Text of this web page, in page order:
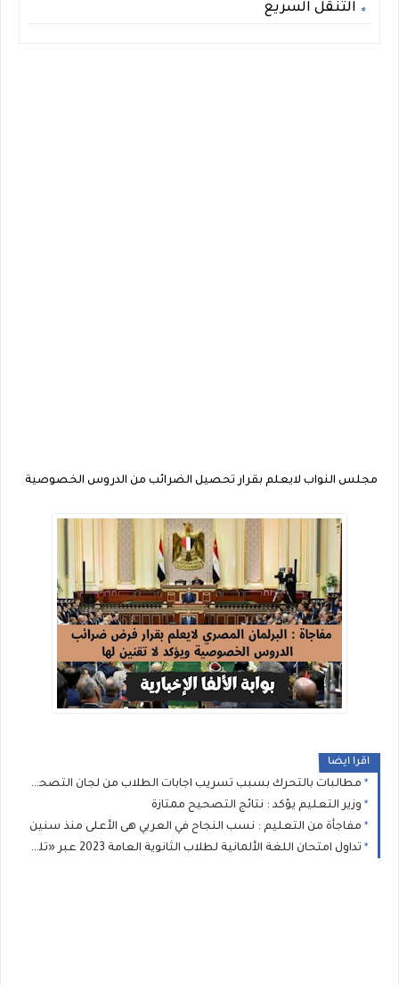
التنقل السريع
مجلس النواب لايعلم بقرار تحصيل الضرائب من الدروس الخصوصية
اقرا ايضا
مطالبات بالتحرك بسبب تسريب اجابات الطلاب من لجان التصحيح
وزير التعليم يؤكد : نتائج التصحيح ممتازة
مفاجأة من التعليم : نسب النجاح في العربي هى الأعلى منذ سنين
تداول امتحان اللغة الألمانية لطلاب الثانوية العامة 2023 عبر «تليجرام»